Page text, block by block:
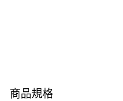
商品規格